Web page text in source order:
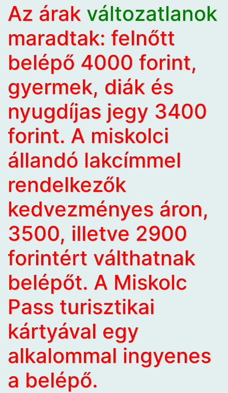
Az árak változatlanok
maradtak: felnőtt
belépő 4000 forint,
gyermek, diák és
nyugdíjas jegy 3400
forint. A miskolci
állandó lakcímmel
rendelkezők
kedvezményes áron,
3500, illetve 2900
forintért válthatnak
belépőt. A Miskolc
Pass turisztikai
kártyával egy
alkalommal ingyenes
a belépő.